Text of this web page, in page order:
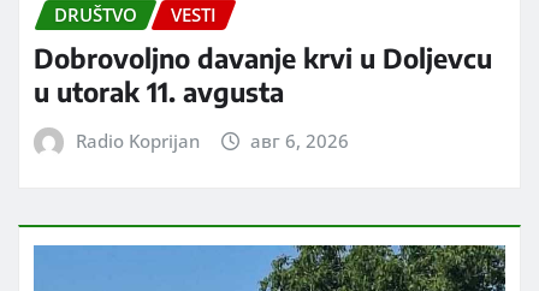
DRUŠTVO VESTI
Dobrovoljno davanje krvi u Doljevcu
u utorak 11. avgusta
Radio Koprijan авг 6, 2026